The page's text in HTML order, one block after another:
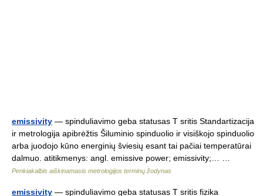
emissivity — spinduliavimo geba statusas T sritis Standartizacija
ir metrologija apibrėžtis Šiluminio spinduolio ir visiškojo spinduolio
arba juodojo kūno energinių šviesių esant tai pačiai temperatūrai
dalmuo. atitikmenys: angl. emissive power; emissivity;… …
Penkiakalbis aiškinamasis metrologijos terminų žodynas
emissivity — spinduliavimo geba statusas T sritis fizika